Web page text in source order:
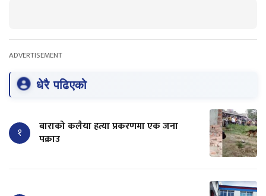
ADVERTISEMENT
धेरै पढिएको
१
बाराको कलैया हत्या प्रकरणमा एक जना
पक्राउ